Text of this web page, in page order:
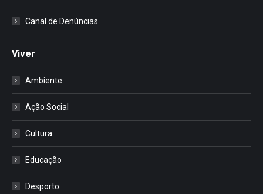
Canal de Denúncias
Viver
Ambiente
Ação Social
Cultura
Educação
Desporto